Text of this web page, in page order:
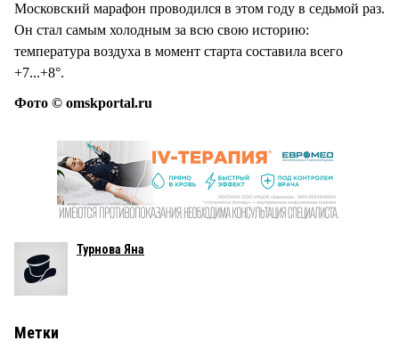
Московский марафон проводился в этом году в седьмой раз.
Он стал самым холодным за всю свою историю:
температура воздуха в момент старта составила всего
+7...+8°.
Фото © omskportal.ru
Турнова Яна
Метки